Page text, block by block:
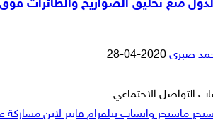
منع تحليق الصواريخ والطائرات فوق
صبري أرسل
إلكترونيا
2020-04-28
التواصل الاجتماعي
ماسنجر واتساب تيلقرام ڤايبر لاين مشاركة